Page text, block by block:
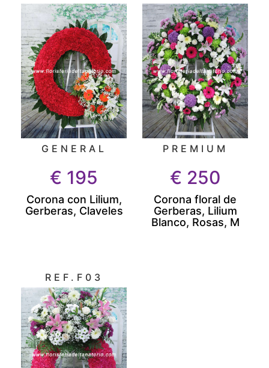
GENERAL
€ 195
Corona con Lilium,
Gerberas, Claveles
PREMIUM
€ 250
Corona floral de
Gerberas, Lilium
Blanco, Rosas, M
REF.F03